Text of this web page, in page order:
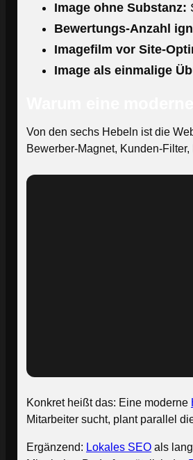
Image ohne Substanz:
Bewertungs-Anzahl
Imagefilm vor Site-
Image als einmalige
Von den sechs Hebeln ist die
Bewerber-Magnet, Kunden-
Konkret heißt das: Eine moderne
Mitarbeiter sucht, plant parallel
Ergänzend: Lokales SEO als